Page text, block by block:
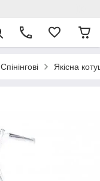
Спінінгові Якісна